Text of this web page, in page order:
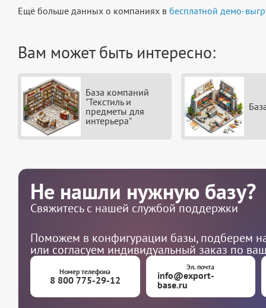
Ещё больше данных о компаниях в бесплатной демо-
Вам может быть интересно:
База компаний
"Текстиль и
предметы для
интерьера"
Не нашли нужную базу?
Свяжитесь с нашей службой поддержки
Поможем в конфигурации базы, подберем
или согласуем индивидуальный заказ по
Номер телефона
8 800 775-29-12
Эл. почта
info@export-
base.ru